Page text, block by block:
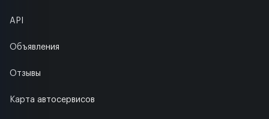
API
Объявления
Отзывы
Карта автосервисов